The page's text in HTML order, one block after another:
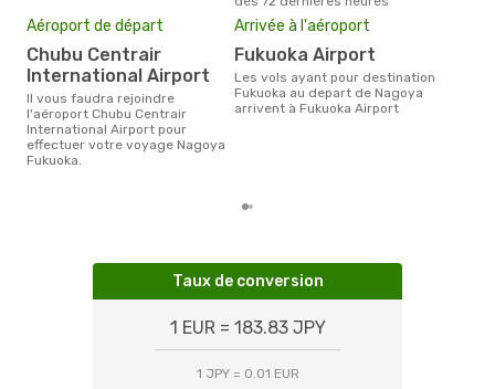
Aéroport de départ
Chubu Centrair
International Airport
Il vous faudra rejoindre
l'aéroport Chubu Centrair
International Airport pour
effectuer votre voyage Nagoya
Fukuoka.
Arrivée à l'aéroport
Fukuoka Airport
Les vols ayant pour destination
Fukuoka au depart de Nagoya
arrivent à Fukuoka Airport
Taux de conversion
1 EUR = 183.83 JPY
1 JPY = 0.01 EUR